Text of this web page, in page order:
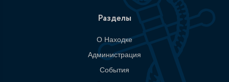
Разделы
О Находке
Администрация
События